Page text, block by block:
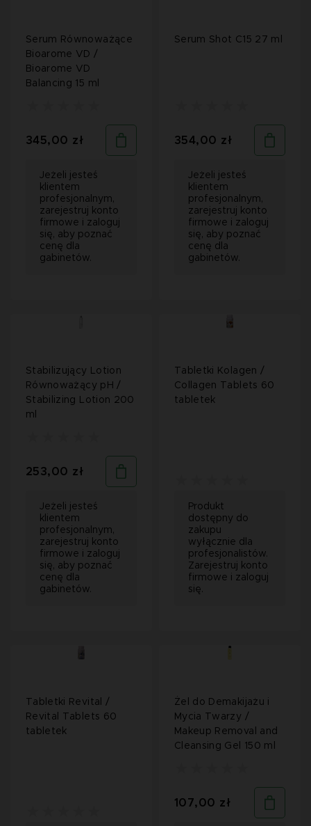
Serum Równoważące
Bioarome VD /
Bioarome VD
Balancing 15 ml
345,00 zł
Jeżeli jesteś
klientem
profesjonalnym,
zarejestruj konto
firmowe i zaloguj
się, aby poznać
cenę dla
gabinetów.
Serum Shot C15 27 ml
354,00 zł
Jeżeli jesteś
klientem
profesjonalnym,
zarejestruj konto
firmowe i zaloguj
się, aby poznać
cenę dla
gabinetów.
Stabilizujący Lotion
Równoważący pH /
Stabilizing Lotion 200
ml
253,00 zł
Jeżeli jesteś
klientem
profesjonalnym,
zarejestruj konto
firmowe i zaloguj
się, aby poznać
cenę dla
gabinetów.
Tabletki Kolagen /
Collagen Tablets 60
tabletek
Produkt
dostępny do
zakupu
wyłącznie dla
profesjonalistów.
Zarejestruj konto
firmowe i zaloguj
się.
Tabletki Revital /
Revital Tablets 60
tabletek
Żel do Demakijażu i
Mycia Twarzy /
Makeup Removal and
Cleansing Gel 150 ml
107,00 zł